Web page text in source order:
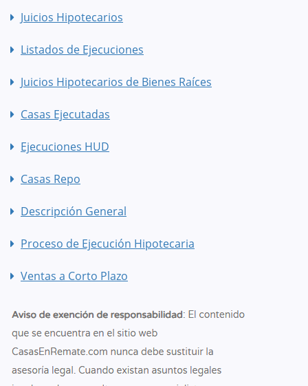
Juicios Hipotecarios
Listados de Ejecuciones
Juicios Hipotecarios de Bienes Raíces
Casas Ejecutadas
Ejecuciones HUD
Casas Repo
Descripción General
Proceso de Ejecución Hipotecaria
Ventas a Corto Plazo